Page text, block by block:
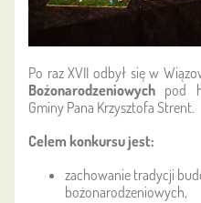
Po raz XVII odbył się w
Bożonarodzeniowych pod
Gminy Pana Krzysztofa Strent.
Celem konkursu jest:
zachowanie tradycji
bożonarodzeniowych,